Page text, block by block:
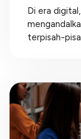
Di era
terpisah-